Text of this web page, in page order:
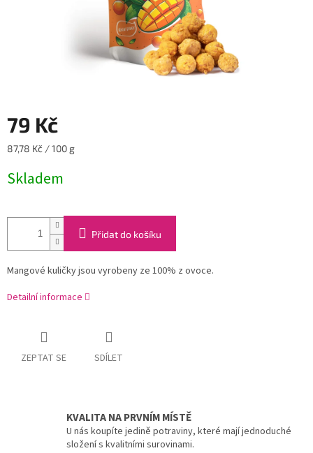
79 Kč
Měrná
87,78 Kč / 100 g
Skladem
Přidat do košíku
Mangové kuličky jsou vyrobeny ze 100% z ovoce.
Detailní informace
ZEPTAT SE SDÍLET
KVALITA NA PRVNÍM MÍSTĚ
U nás koupíte jedině potraviny, které mají jednoduché
složení s kvalitními surovinami.